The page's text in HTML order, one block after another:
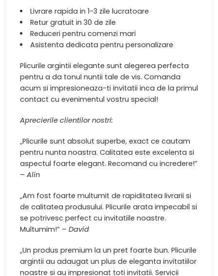
Livrare rapida in 1-3 zile lucratoare
Retur gratuit in 30 de zile
Reduceri pentru comenzi mari
Asistenta dedicata pentru personalizare
Plicurile argintii elegante sunt alegerea perfecta
pentru a da tonul nuntii tale de vis. Comanda
acum si impresioneaza-ti invitatii inca de la primul
contact cu evenimentul vostru special!
Aprecierile clientilor nostri:
„Plicurile sunt absolut superbe, exact ce cautam
pentru nunta noastra. Calitatea este excelenta si
aspectul foarte elegant. Recomand cu incredere!”
– Alin
„Am fost foarte multumit de rapiditatea livrarii si
de calitatea produsului. Plicurile arata impecabil si
se potrivesc perfect cu invitatiile noastre.
Multumim!” – David
„Un produs premium la un pret foarte bun. Plicurile
argintii au adaugat un plus de eleganta invitatiilor
noastre si au impresionat toti invitatii. Servicii